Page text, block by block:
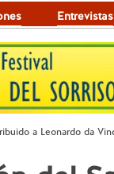
Entrevistas
a Leonardo da